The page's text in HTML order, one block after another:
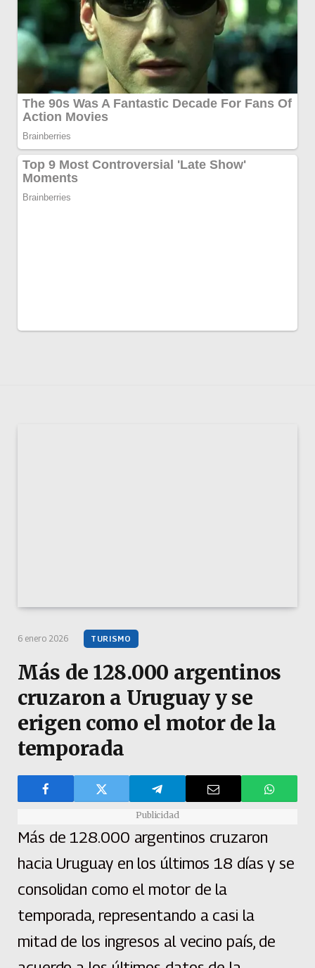
6 enero 2026 TURISMO
Más de 128.000 argentinos
cruzaron a Uruguay y se
erigen como el motor de la
temporada
Publicidad
Más de 128.000 argentinos cruzaron
hacia Uruguay en los últimos 18 días y se
consolidan como el motor de la
temporada, representando a casi la
mitad de los ingresos al vecino país, de